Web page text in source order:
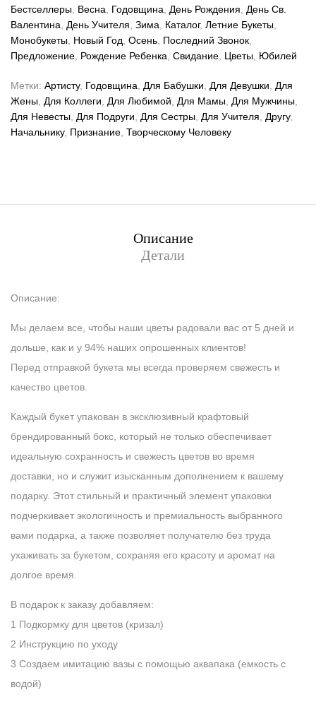
Бестселлеры Весна Годовщина День Рождения
День Св.
Валентина
День Учителя Зима Каталог, Летние Букеты
Монобукеты Новый Год Осень Последний Звонок
Предложение Рождение Ребенка Свидание Цветы Юбилей
Метки: Артисту, Годовщина Для Бабушки Для Девушки
Для
Жены Для Коллеги Для Любимой Для Мамы Для Мужчины
Для Невесты Для Подруги Для Сестры Для Учителя Другу,
Начальнику, Признание Творческому Человеку
Описание
Детали
Описание:
Мы делаем все, чтобы наши цветы радовали вас от 5 дней и
дольше, как и у 94% наших опрошенных клиентов!
Перед отправкой букета мы всегда проверяем свежесть и
качество цветов.
Каждый букет упакован в эксклюзивный крафтовый
брендированный бокс, который не только обеспечивает
идеальную сохранность и свежесть цветов во время
доставки, но и служит изысканным дополнением к вашему
подарку. Этот стильный и практичный элемент упаковки
подчеркивает экологичность и премиальность выбранного
вами подарка, а также позволяет получателю без труда
ухаживать за букетом, сохраняя его красоту и аромат на
долгое время.
В подарок к заказу добавляем:
1 Подкормку для цветов (кризал)
2 Инструкцию по уходу
3 Создаем имитацию вазы с помощью аквапака (емкость с
водой)